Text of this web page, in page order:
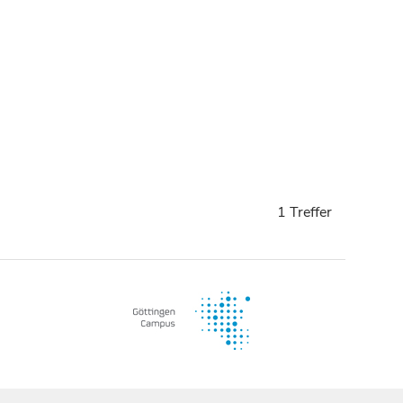
1 Treffer